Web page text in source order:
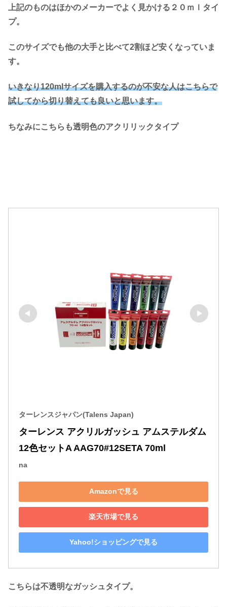
上記のものはほかのメーカーでよく見かける２０ｍｌタイ
プ。
このサイズでも他の大手と比べて2割ほど安くなっていま
す。
いきなり120mlサイズを購入するのが不安な人はこちらで
試してから切り替えても良いと思います。
ちなみにこちらも透明色のアクリリックタイプ
ターレンスジャパン(Talens Japan)
ターレンス アクリルガッシュ アムステルダム
12色セットA AAG70#12SETA 70ml
na
Amazonで見る
楽天市場で見る
Yahoo!ショッピングで見る
こちらは不透明なガッシュタイプ。